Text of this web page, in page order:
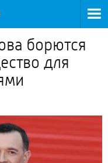
борются
для